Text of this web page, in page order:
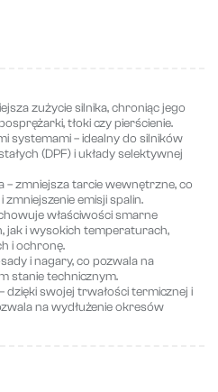
zużycie silnika, chroniąc jego
tłoki czy pierścienie.
systemami– idealny do silników
(DPF) i układy selektywnej
– zmniejsza tarcie wewnętrzne, co
emisji spalin.
właściwości smarne
jak i wysokich temperaturach,
i ochronę.
i nagary, co pozwala na
stanie technicznym.
– dzięki swojej trwałości termicznej i
na wydłużenie okresów